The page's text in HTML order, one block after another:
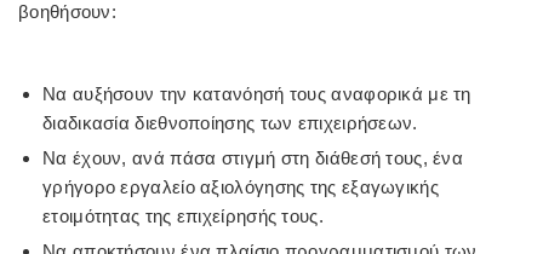
βοηθήσουν:
Να αυξήσουν την κατανόησή τους αναφορικά με τη
διαδικασία διεθνοποίησης των επιχειρήσεων.
Να έχουν, ανά πάσα στιγμή στη διάθεσή τους, ένα
γρήγορο εργαλείο αξιολόγησης της εξαγωγικής
ετοιμότητας της επιχείρησής τους.